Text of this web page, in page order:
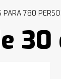
PARA 780
30